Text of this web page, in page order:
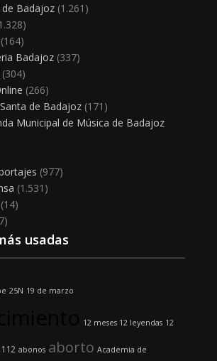
de Badajoz(1.261)
(164)
Badajoz(337)
(304)
(266)
de Badajoz(171)
Municipal de Música de Badajoz
(977)
(1.531)
(14)
usadas
25N 19 de marzo
12 meses 12 leyendas 12
112 abonos aborto Academia de